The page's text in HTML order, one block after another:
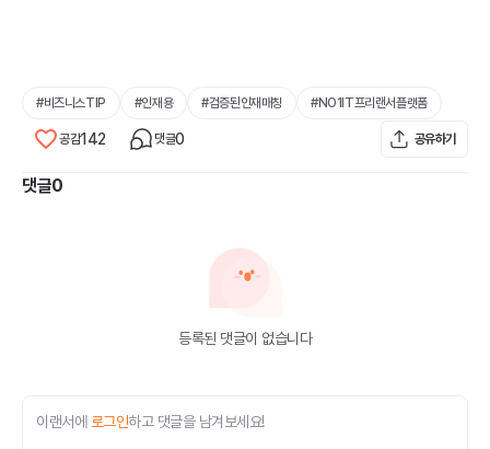
#비즈니스TIP #인재용 #검증된인재매칭 #NO1IT프리랜서플랫폼
공감142 댓글0 공유하기
댓글0
등록된 댓글이 없습니다
이랜서에 로그인하고 댓글을 남겨보세요!